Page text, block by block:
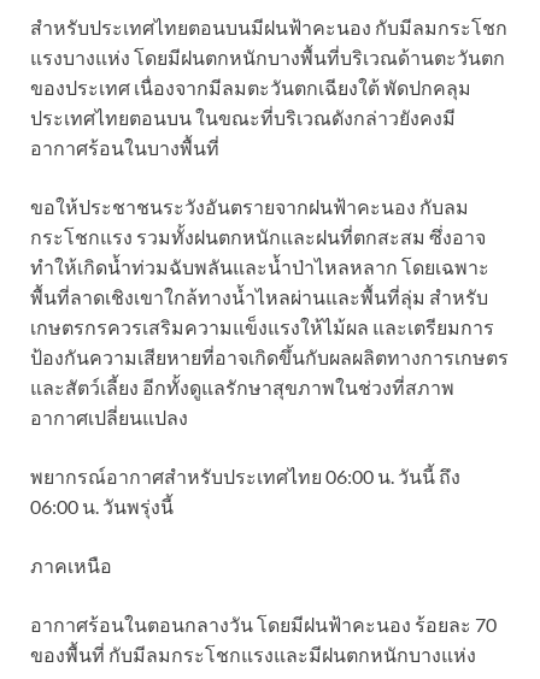
สำหรับประเทศไทยตอนบนมีฝนฟ้าคะนอง กับมีลมกระโชก
แรงบางแห่ง โดยมีฝนตกหนักบางพื้นที่บริเวณด้านตะวันตก
ของประเทศ เนื่องจากมีลมตะวันตกเฉียงใต้ พัดปกคลุม
ประเทศไทยตอนบน ในขณะที่บริเวณดังกล่าวยังคงมี
อากาศร้อนในบางพื้นที่
ขอให้ประชาชนระวังอันตรายจากฝนฟ้าคะนอง กับลม
กระโชกแรง รวมทั้งฝนตกหนักและฝนที่ตกสะสม ซึ่งอาจ
ทำให้เกิดน้ำท่วมฉับพลันและน้ำป่าไหลหลาก โดยเฉพาะ
พื้นที่ลาดเชิงเขาใกล้ทางน้ำไหลผ่านและพื้นที่ลุ่ม สำหรับ
เกษตรกรควรเสริมความแข็งแรงให้ไม้ผล และเตรียมการ
ป้องกันความเสียหายที่อาจเกิดขึ้นกับผลผลิตทางการเกษตร
และสัตว์เลี้ยง อีกทั้งดูแลรักษาสุขภาพในช่วงที่สภาพ
อากาศเปลี่ยนแปลง
พยากรณ์อากาศสำหรับประเทศไทย 06:00 น. วันนี้ ถึง
06:00 น. วันพรุ่งนี้
ภาคเหนือ
อากาศร้อนในตอนกลางวัน โดยมีฝนฟ้าคะนอง ร้อยละ 70
ของพื้นที่ กับมีลมกระโชกแรงและมีฝนตกหนักบางแห่ง